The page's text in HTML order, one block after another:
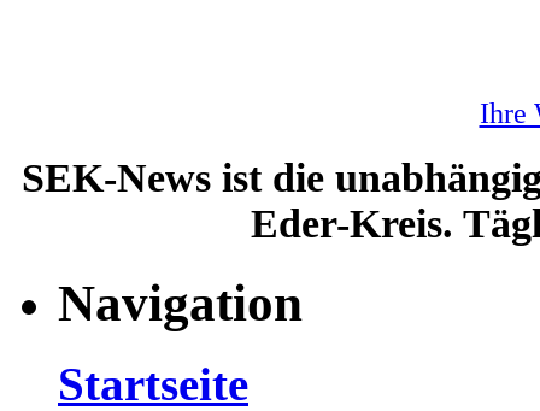
Ihre
SEK-News ist die
Eder-Kreis.
Navigation
Startseite